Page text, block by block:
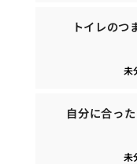
トイレのつ
未
自分に合っ
未